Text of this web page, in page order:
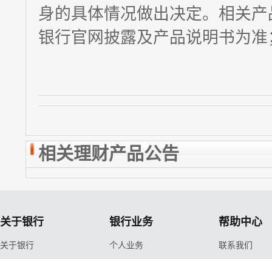
身的具体情况做出决定。相关
银行官网披露及产品说明书为
相关理财产品公告
关于银行
关于银行
银行业务
个人业务
帮助中心
联系我们